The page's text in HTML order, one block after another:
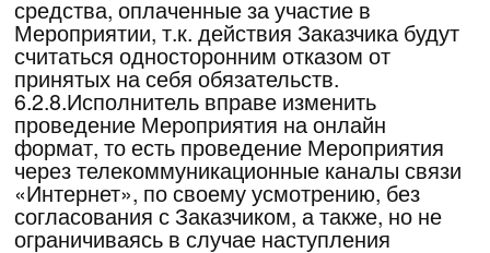
7.2. Заказчик вправе:
7.2.1.Получать Услуги в соответствии с
условиями настоящей Оферты.